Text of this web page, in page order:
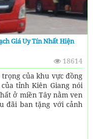
Giá Uy Tín Nhất Hiện
18614
của khu vực đồng
tỉnh Kiên Giang nói
ở miền Tây nằm ven
đãi ban tặng với cảnh